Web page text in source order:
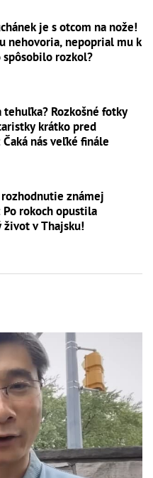
je s otcom na nože!
nehovoria, nepoprial mu k
spôsobilo rozkol?
tehuľka? Rozkošné fotky
krátko pred
nás veľké finále
známej
rokoch opustila
život v Thajsku!